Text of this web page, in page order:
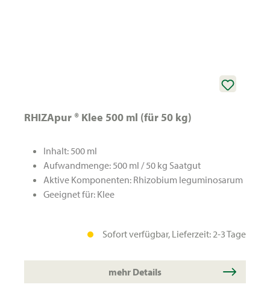
RHIZApur ® Klee 500 ml (für 50 kg)
Inhalt: 500 ml
Aufwandmenge: 500 ml / 50 kg Saatgut
Aktive Komponenten: Rhizobium leguminosarum
Geeignet für: Klee
Sofort verfügbar, Lieferzeit: 2-3 Tage
mehr Details